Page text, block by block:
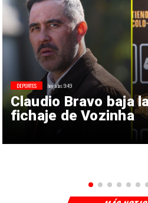
Claudio Bravo baja
fichaje de Vozinha
DEPORTES hoy a las 9:49